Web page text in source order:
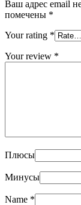
Ваш адрес email
помечены *
Your rating *
Your review *
Плюсы
Минусы
Name *